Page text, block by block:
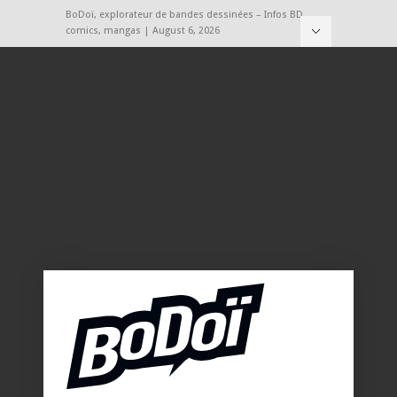
BoDoï, explorateur de bandes dessinées – Infos BD,
comics, mangas | August 6, 2026